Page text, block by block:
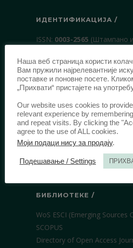
ИДЕНТИФИКАЦИЈА /
ISSN: 0003-2565 (Штампано
DOI: 10.51204/
Правни факултет
Београду
Булевар краља Александра 67
Србија
БИБЛИОТЕКЕ /
WoS ESCI (Emerging Sources
SCOPUS
Directory of Open Access
Наша веб страница користи
Вам пружили најрелевантније
поставке и поновне посете.
„Прихвати“ пристајете на
Our website uses cookies to
relevant experience by
and repeat visits. By clicking the
agree to the use of ALL cookies.
Моји подаци нису за продају.
Подешавање / Settings